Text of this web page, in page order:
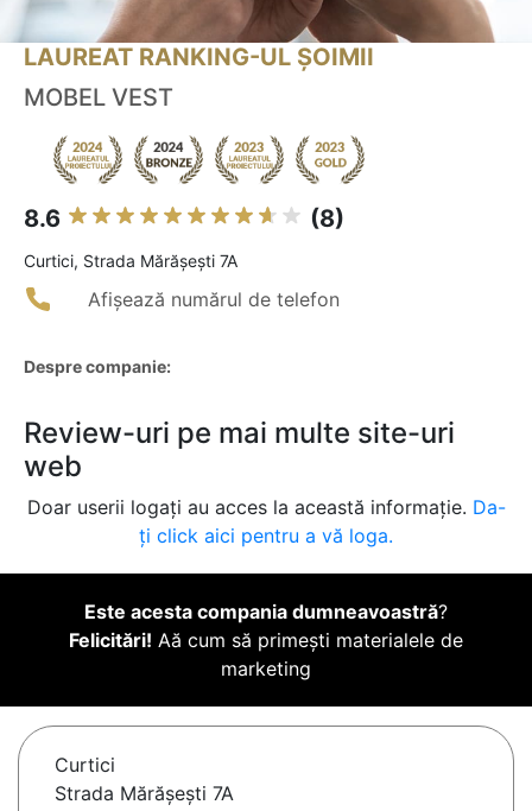
LAUREAT RANKING-UL ȘOIMII
MOBEL VEST
8.6 (8)
Curtici, Strada Mărășești 7A
Afișează numărul de telefon
Despre companie:
Review-uri pe mai multe site-uri
web
Doar userii logați au acces la această informație. Da-
ți click aici pentru a vă loga.
Este acesta compania dumneavoastră?
Felicitări! Aă cum să primești materialele de
marketing
Curtici
Strada Mărășești 7A